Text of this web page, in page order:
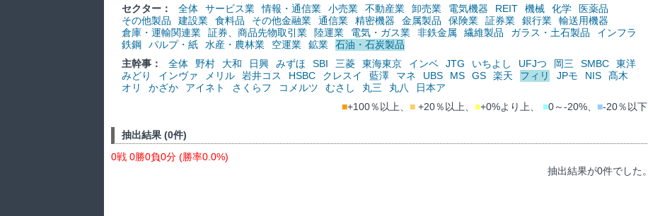
セクター：
全体 サービス業 情報・通信業 小売業 不動産業 卸売業 電気機器 REIT 機械 化学
医薬品
その他製品
建設業 食料品 その他金融業 通信業 精密機器 金属製品 保険業 証券業 銀行業
輸送用機器
倉庫・運輸関連業
証券、商品先物取引業 陸運業 電気・ガス業 非鉄金属 繊維製品 ガラス・土石製品
インフラ
鉄鋼
パルプ・紙 水産・農林業 空運業 鉱業
石油・石炭製品
主幹事：
全体 野村 大和 日興 みずほ SBI 三菱 東海東京 インベ JTG いちよし UFJつ 岡三 SMBC
東洋
みどり
インヴァ メリル 岩井コス HSBC クレスイ 藍澤 マネ UBS MS GS 楽天 フィリ JPモ NIS
髙木
オリ
かざか アイネト さくらフ コメルツ むさし 丸三 丸八
日本ア
■+100％以上、 ■+20％以上、 ■+0%より上、 ■0～-20%、 ■-20％以下
抽出結果 (0件)
0戦 0勝0負0分 (勝率0.0%)
抽出結果が0件でした。